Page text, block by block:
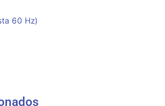
60 Hz)